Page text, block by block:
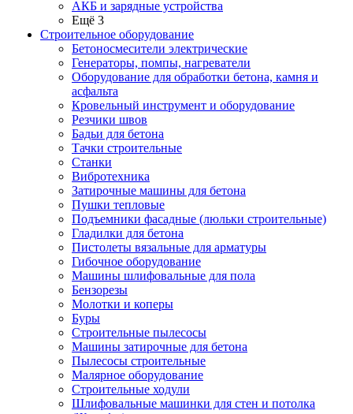
АКБ и зарядные устройства
Ещё 3
Строительное оборудование
Бетоносмесители электрические
Генераторы, помпы, нагреватели
Оборудование для обработки бетона, камня и
асфальта
Кровельный инструмент и оборудование
Резчики швов
Бадьи для бетона
Тачки строительные
Станки
Вибротехника
Затирочные машины для бетона
Пушки тепловые
Подъемники фасадные (люльки строительные)
Гладилки для бетона
Пистолеты вязальные для арматуры
Гибочное оборудование
Машины шлифовальные для пола
Бензорезы
Молотки и коперы
Буры
Строительные пылесосы
Машины затирочные для бетона
Пылесосы строительные
Малярное оборудование
Строительные ходули
Шлифовальные машинки для стен и потолка